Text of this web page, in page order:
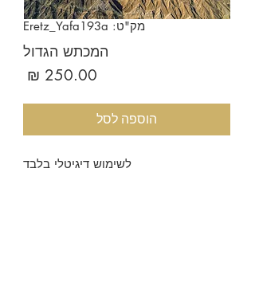
מק"ט: Eretz_Yafa193a
המכתש הגדול
הוספה לסל
לשימוש דיגיטלי בלבד